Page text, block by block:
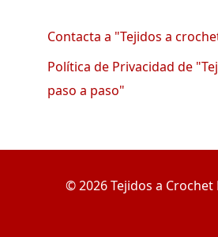
Contacta a "Tejidos a
Política de Privacidad de
paso a paso"
© 2026 Tejidos a Crochet